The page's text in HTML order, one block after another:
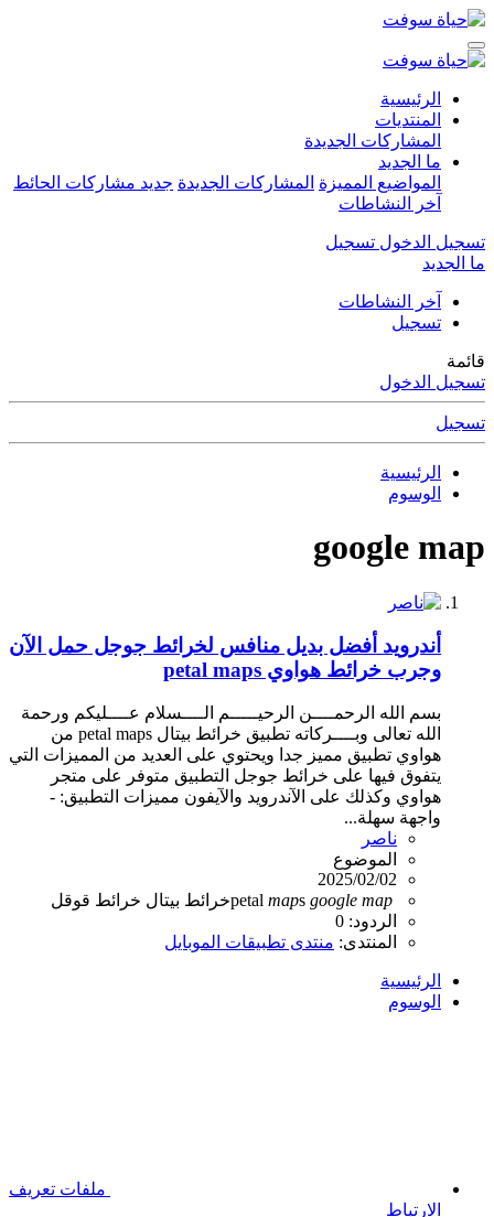
الرئيسية
المنتديات
المشاركات الجديدة
ما الجديد
المواضيع المميزة المشاركات الجديدة جديد مشاركات الحائط
آخر النشاطات
تسجيل الدخول تسجيل
ما الجديد
آخر النشاطات
تسجيل
قائمة
تسجيل الدخول
تسجيل
الرئيسية
الوسوم
google map
أندرويد أفضل بديل منافس لخرائط جوجل حمل الآن
وجرب خرائط هواوي petal maps
بسم الله الرحمــــن الرحيـــــم الــــسلام عــــليكم ورحمة
الله تعالى وبــــركاته تطبيق خرائط بيتال petal maps من
هواوي تطبيق مميز جدا ويحتوي على العديد من المميزات التي
يتفوق فيها على خرائط جوجل التطبيق متوفر على متجر
هواوي وكذلك على الآندرويد والآيفون مميزات التطبيق: -
واجهة سهلة...
ناصر
الموضوع
2025/02/02
google map
petal maps خرائط بيتال خرائط قوقل
الردود: 0
المنتدى: منتدى تطبيقات الموبايل
الرئيسية
الوسوم
ملفات تعريف
الارتباط